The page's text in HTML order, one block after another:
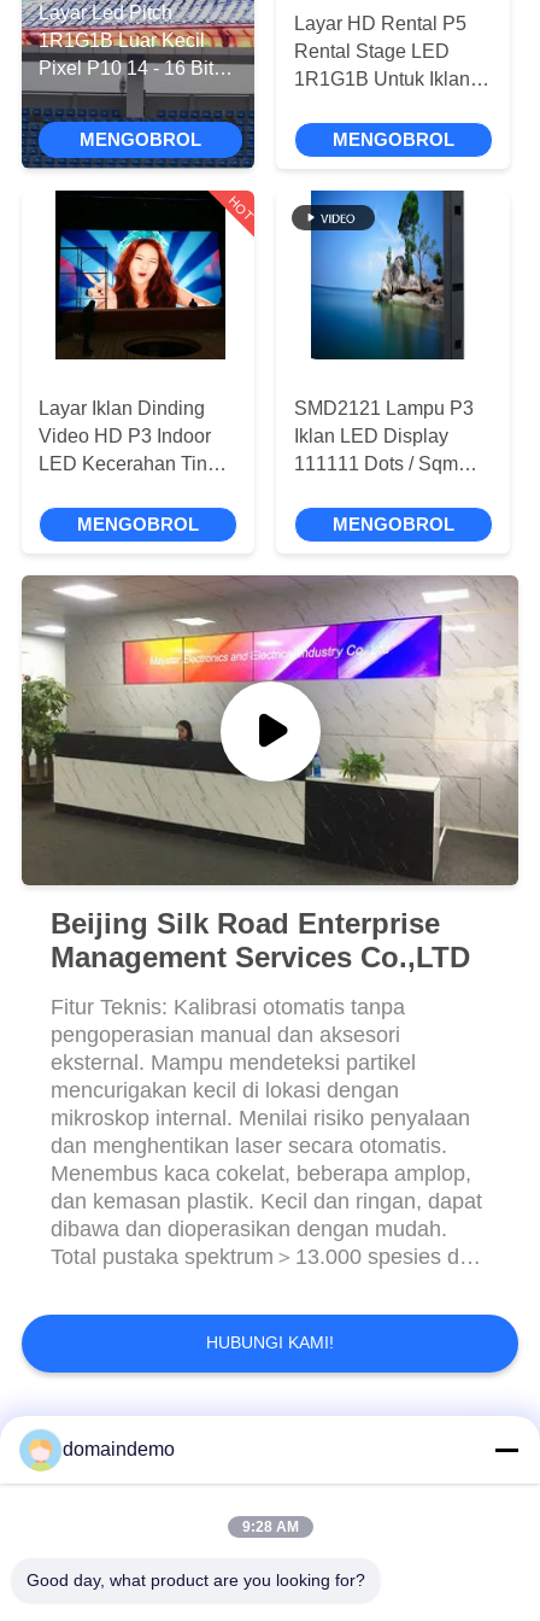
TUR
PABRIK
KONTROL
KUALITAS
HUBUNGI
KAMI
BERITA
KASUS
NGOBROL
SEKARANG
BAIDU
SITEMAP
KEBIJAKAN
Layar Led Pitch
1R1G1B Luar Kecil
Pixel P10 14 - 16 Bit
Dengan Metode 1/2
Scan
MENGOBROL
Layar HD Rental P5
Rental Stage LED
1R1G1B Untuk Iklan
MENGOBROL
HOT
Layar Iklan Dinding
Video HD P3 Indoor
LED Kecerahan Tinggi
PandangMENGOBROL
SMD2121 Lampu P3
Iklan LED Display
111111 Dots / Sqm
Kecerahan
MENGOBROL
Beijing Silk Road Enterprise
Management Services Co.,LTD
Fitur Teknis: Kalibrasi otomatis tanpa
pengoperasian manual dan aksesori
eksternal. Mampu mendeteksi partikel
mencurigakan kecil di lokasi dengan
mikroskop internal. Menilai risiko penyalaan
dan menghentikan laser secara otomatis.
Menembus kaca cokelat, beberapa amplop,
dan kemasan plastik. Kecil dan ringan, dapat
dibawa dan dioperasikan dengan mudah.
Total pustaka spektrum＞13.000 spesies dan
spesies. Dukungan untuk berbagai bahasa.
Pustaka Internal: Narkotika dan prekursor:
he-roin, mor-phine, metham-phetamine, ke-
HUBUNGI KAMI!
Bad Request
Layar LED iklan
domaindemo
9:28 AM
Good day, what product are you looking for?